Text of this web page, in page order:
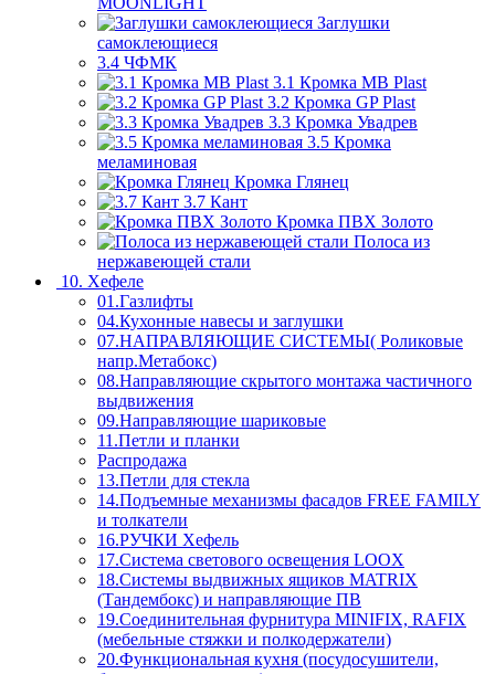
Заглушки
самоклеющиеся
3.4 ЧФМК
3.1 Кромка MB Plast
3.2 Кромка GP Plast
3.3 Кромка Увадрев
3.5 Кромка
меламиновая
Кромка Глянец
3.7 Кант
Кромка ПВХ Золото
Полоса из
нержавеющей стали
10. Хефеле
01.Газлифты
04.Кухонные навесы и заглушки
07.НАПРАВЛЯЮЩИЕ СИСТЕМЫ( Роликовые
напр.Метабокс)
08.Направляющие скрытого монтажа частичного
выдвижения
09.Направляющие шариковые
11.Петли и планки
Распродажа
13.Петли для стекла
14.Подъемные механизмы фасадов FREE FAMILY
и толкатели
16.РУЧКИ Хефель
17.Система светового освещения LOOX
18.Системы выдвижных ящиков MATRIX
(Тандембокс) и направляющие ПВ
19.Соединительная фурнитура MINIFIX, RAFIX
(мебельные стяжки и полкодержатели)
20.Функциональная кухня (посудосушители,